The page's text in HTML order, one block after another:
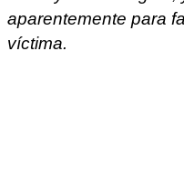
aparentemente para
víctima.